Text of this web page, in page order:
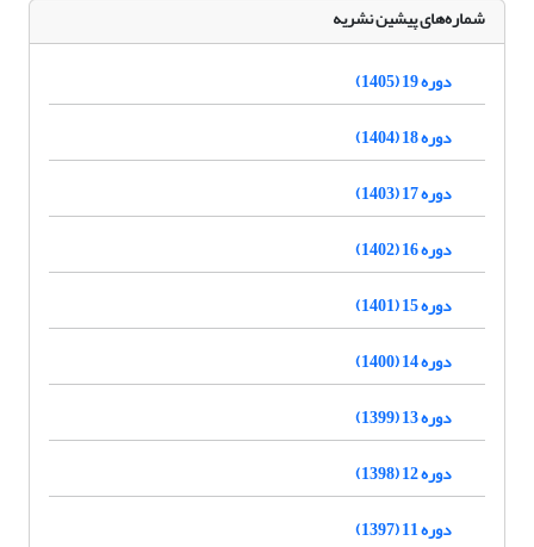
شماره‌های پیشین نشریه
دوره 19 (1405)
دوره 18 (1404)
دوره 17 (1403)
دوره 16 (1402)
دوره 15 (1401)
دوره 14 (1400)
دوره 13 (1399)
دوره 12 (1398)
دوره 11 (1397)